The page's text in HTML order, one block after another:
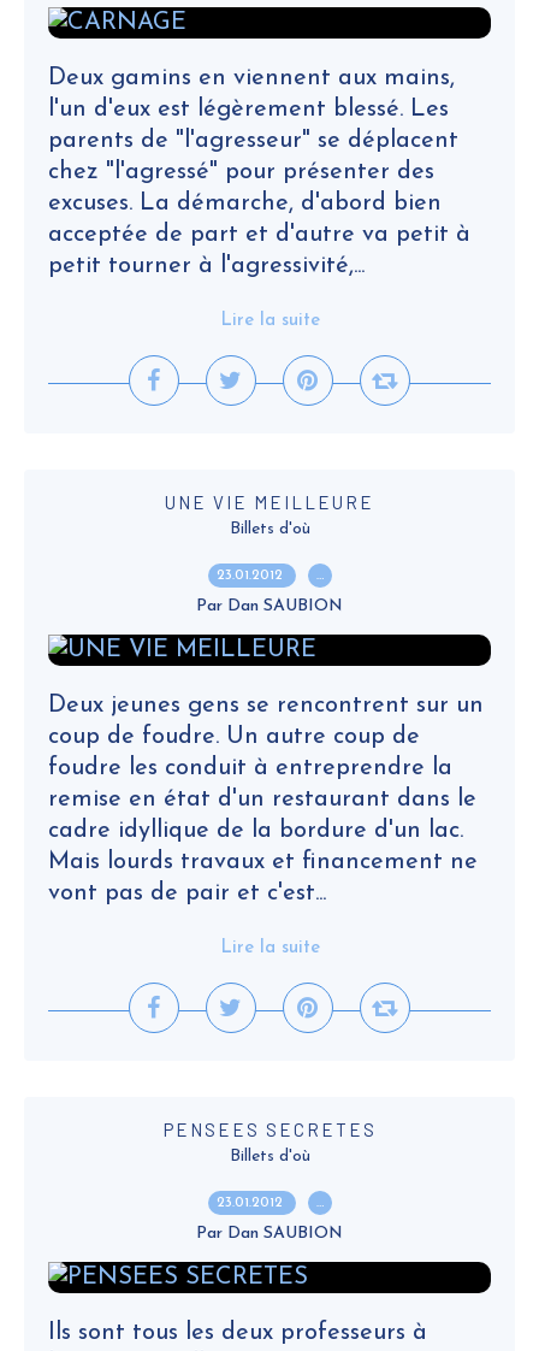
Deux gamins en viennent aux mains,
l'un d'eux est légèrement blessé. Les
parents de "l'agresseur" se déplacent
chez "l'agressé" pour présenter des
excuses. La démarche, d'abord bien
acceptée de part et d'autre va petit à
petit tourner à l'agressivité,...
Lire la suite
UNE VIE MEILLEURE
Billets d'où
23.01.2012 …
Par Dan SAUBION
Deux jeunes gens se rencontrent sur un
coup de foudre. Un autre coup de
foudre les conduit à entreprendre la
remise en état d'un restaurant dans le
cadre idyllique de la bordure d'un lac.
Mais lourds travaux et financement ne
vont pas de pair et c'est...
Lire la suite
PENSEES SECRETES
Billets d'où
23.01.2012 …
Par Dan SAUBION
Ils sont tous les deux professeurs à